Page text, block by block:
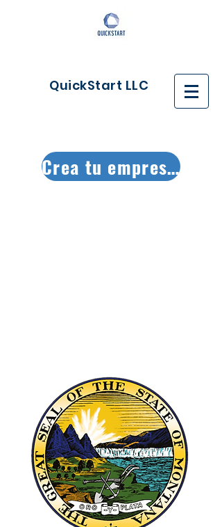
QuickStart LLC
Crea tu empresa ya!